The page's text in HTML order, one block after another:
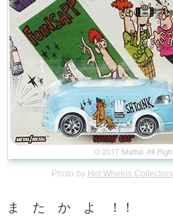
Photo by Hot Wheels Collectors
ま た か よ ！！